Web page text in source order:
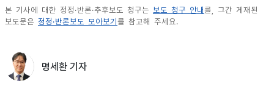
본 기사에 대한 정정·반론·추후보도 청구는 보도 청구 안내 를, 그간 게재된
보도문은 정정·반론보도 모아보기 를 참고해 주세요.
명세환 기자